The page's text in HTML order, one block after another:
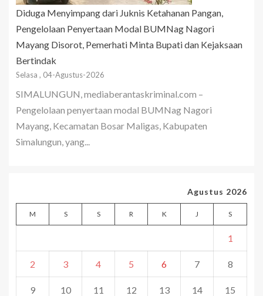
Diduga Menyimpang dari Juknis Ketahanan Pangan,
Pengelolaan Penyertaan Modal BUMNag Nagori
Mayang Disorot, Pemerhati Minta Bupati dan Kejaksaan
Bertindak
Selasa , 04-Agustus-2026
SIMALUNGUN, mediaberantaskriminal.com –
Pengelolaan penyertaan modal BUMNag Nagori
Mayang, Kecamatan Bosar Maligas, Kabupaten
Simalungun, yang...
Agustus 2026
M S S R K J S
1
2 3 4 5 6 7 8
9 10 11 12 13 14 15